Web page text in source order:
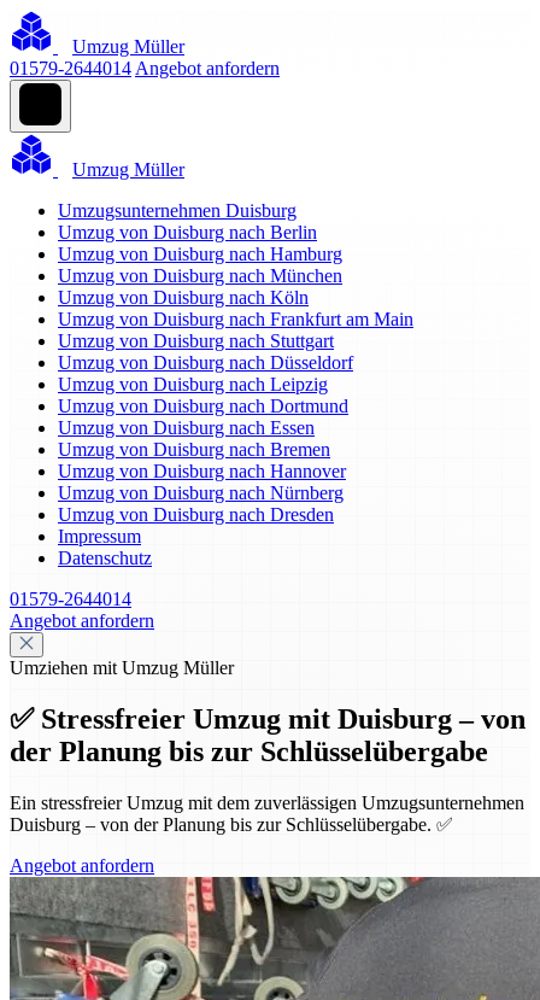
Umzug Müller
01579-2644014 Angebot anfordern
Umzug Müller
Umzugsunternehmen Duisburg
Umzug von Duisburg nach Berlin
Umzug von Duisburg nach Hamburg
Umzug von Duisburg nach München
Umzug von Duisburg nach Köln
Umzug von Duisburg nach Frankfurt am Main
Umzug von Duisburg nach Stuttgart
Umzug von Duisburg nach Düsseldorf
Umzug von Duisburg nach Leipzig
Umzug von Duisburg nach Dortmund
Umzug von Duisburg nach Essen
Umzug von Duisburg nach Bremen
Umzug von Duisburg nach Hannover
Umzug von Duisburg nach Nürnberg
Umzug von Duisburg nach Dresden
Impressum
Datenschutz
01579-2644014
Angebot anfordern
Umziehen mit Umzug Müller
✅ Stressfreier Umzug mit Duisburg – von
der Planung bis zur Schlüsselübergabe
Ein stressfreier Umzug mit dem zuverlässigen Umzugsunternehmen
Duisburg – von der Planung bis zur Schlüsselübergabe. ✅
Angebot anfordern